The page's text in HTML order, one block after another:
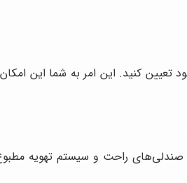
کنید. این امر به شما این
راحت و سیستم تهویه مطبوع